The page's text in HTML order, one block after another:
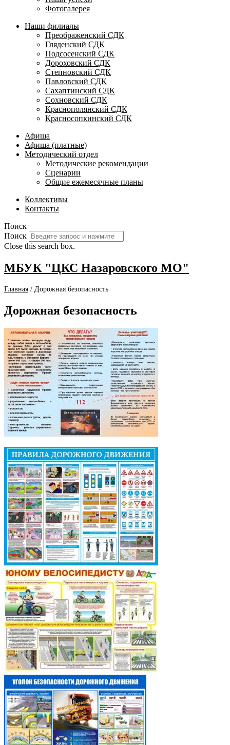
Фотогалерея
Наши филиалы
Преображенский СДК
Гляденский СДК
Подсосенский СДК
Дороховский СДК
Степновский СДК
Павловский СДК
Сахаптинский СДК
Сохновский СДК
Краснополянский СДК
Красносопкинский СДК
Афиша
Афиша (платные)
Методический отдел
Методические рекомендации
Сценарии
Общие ежемесячные планы
Коллективы
Контакты
Поиск
Поиск
Close this search box.
МБУК "ЦКС Назаровского МО"
Главная / Дорожная безопасность
Дорожная безопасность